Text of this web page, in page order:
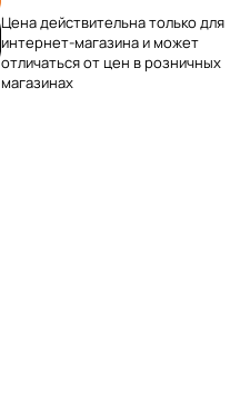
Цена действительна только для
интернет-магазина и может
отличаться от цен в розничных
магазинах